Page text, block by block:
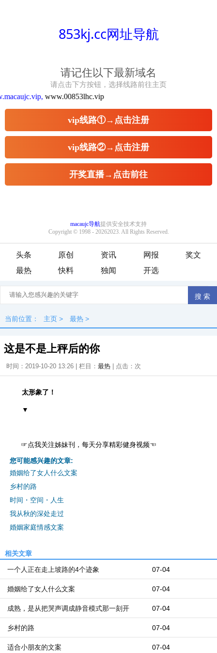
头条 原创 资讯 网报
奖文
最热
快料 独闻 开选
当前位置： 主页 > 最热 >
这是不是上秤后的你
时间：2019-10-20 13:26 | 栏目： 最热 | 点击： 次
太形象了！
▼
☞点我关注姊妹刊，每天分享精彩健身视频☜
您可能感兴趣的文章:
婚姻给了女人什么文案
乡村的路
时间・空间・人生
我从秋的深处走过
婚姻家庭情感文案
相关文章
07-04
一个人正在走上坡路的4个迹象
07-04
婚姻给了女人什么文案
07-04
成熟，是从把哭声调成静音模式那一刻开
07-04
乡村的路
07-04
适合小朋友的文案